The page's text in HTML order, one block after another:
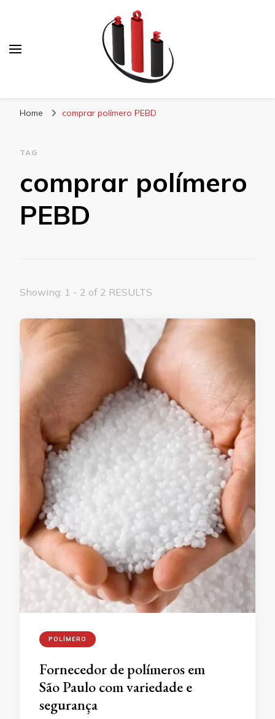
Home comprar polímero PEBD
TAG
comprar polímero
PEBD
Showing: 1 - 2 of 2 RESULTS
POLÍMERO
Fornecedor de polímeros em
São Paulo com variedade e
segurança